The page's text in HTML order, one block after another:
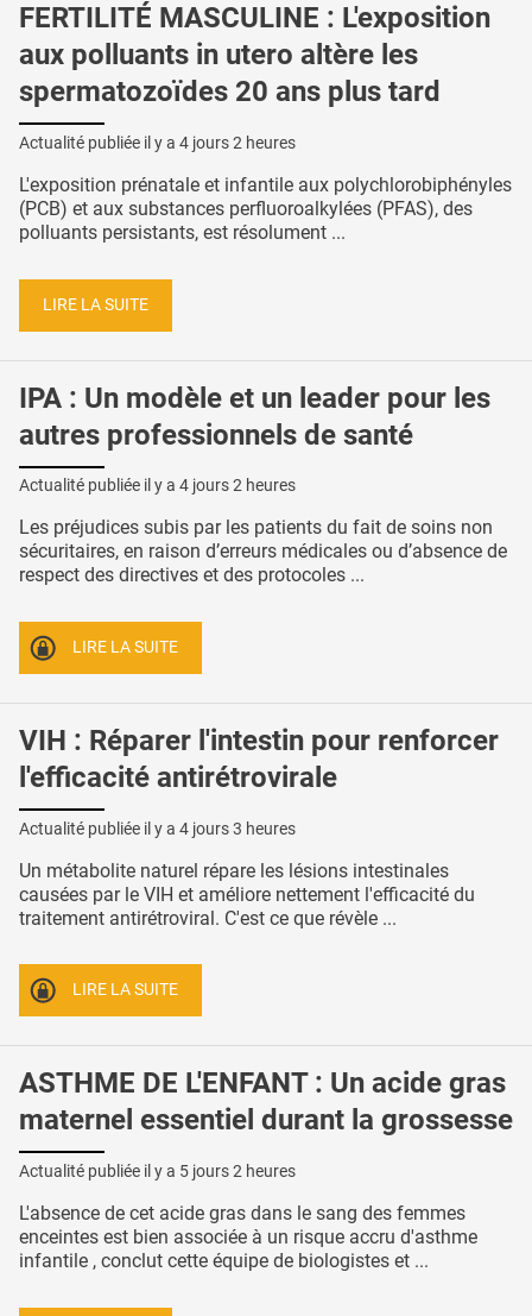
FERTILITÉ MASCULINE : L'exposition
aux polluants in utero altère les
spermatozoïdes 20 ans plus tard
Actualité publiée il y a 4 jours 2 heures
L'exposition prénatale et infantile aux polychlorobiphényles
(PCB) et aux substances perfluoroalkylées (PFAS), des
polluants persistants, est résolument ...
LIRE LA SUITE
IPA : Un modèle et un leader pour les
autres professionnels de santé
Actualité publiée il y a 4 jours 2 heures
Les préjudices subis par les patients du fait de soins non
sécuritaires, en raison d’erreurs médicales ou d’absence de
respect des directives et des protocoles ...
LIRE LA SUITE
VIH : Réparer l'intestin pour renforcer
l'efficacité antirétrovirale
Actualité publiée il y a 4 jours 3 heures
Un métabolite naturel répare les lésions intestinales
causées par le VIH et améliore nettement l'efficacité du
traitement antirétroviral. C'est ce que révèle ...
LIRE LA SUITE
ASTHME DE L'ENFANT : Un acide gras
maternel essentiel durant la grossesse
Actualité publiée il y a 5 jours 2 heures
L'absence de cet acide gras dans le sang des femmes
enceintes est bien associée à un risque accru d'asthme
infantile , conclut cette équipe de biologistes et ...